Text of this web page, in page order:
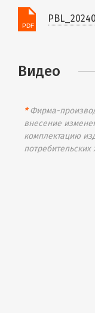
Видео
*Фирма-
внесение
комплектацию
потребительских